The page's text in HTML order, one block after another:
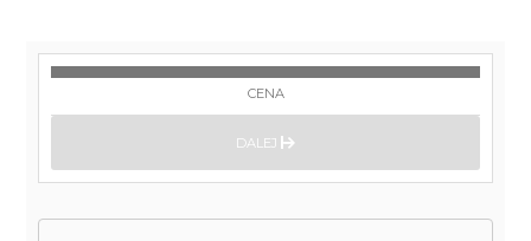
CENA
DALEJ